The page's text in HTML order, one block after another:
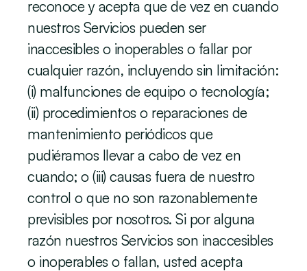
reconoce y acepta que de vez en cuando
nuestros Servicios pueden ser
inaccesibles o inoperables o fallar por
cualquier razón, incluyendo sin limitación:
(i) malfunciones de equipo o tecnología;
(ii) procedimientos o reparaciones de
mantenimiento periódicos que
pudiéramos llevar a cabo de vez en
cuando; o (iii) causas fuera de nuestro
control o que no son razonablemente
previsibles por nosotros. Si por alguna
razón nuestros Servicios son inaccesibles
o inoperables o fallan, usted acepta